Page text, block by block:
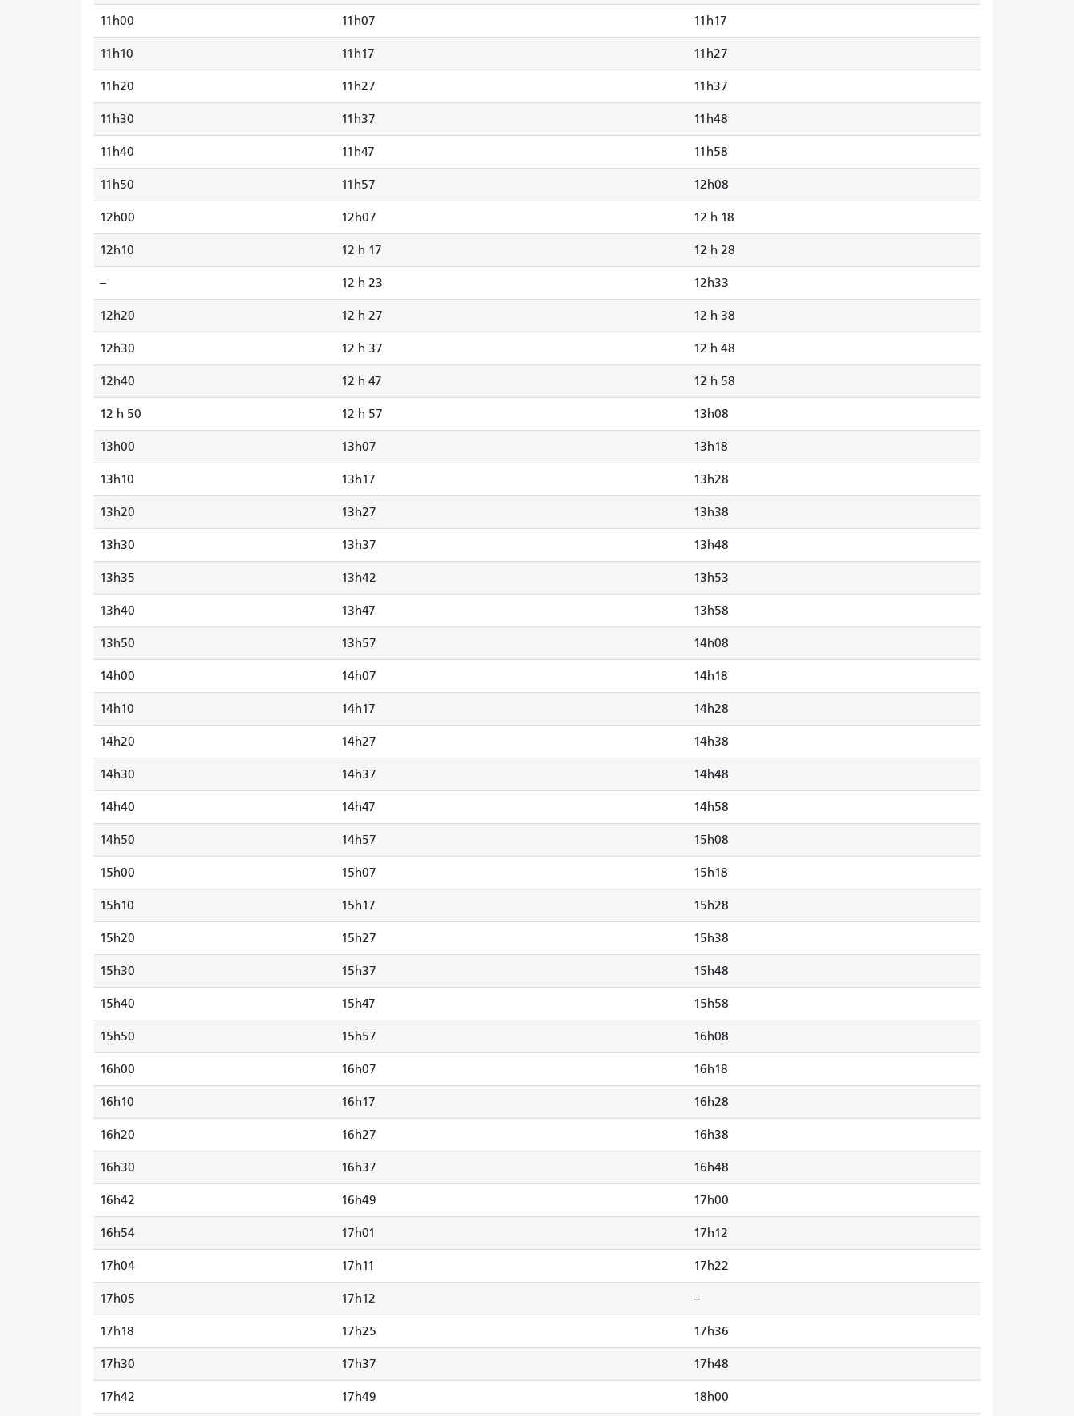
11h00 11h07 11h17
11h10 11h17 11h27
11h20 11h27 11h37
11h30 11h37 11h48
11h40 11h47 11h58
11h50 11h57 12h08
12h00 12h07 12 h 18
12h10 12 h 17 12 h 28
-- 12 h 23 12h33
12h20 12 h 27 12 h 38
12h30 12 h 37 12 h 48
12h40 12 h 47 12 h 58
12 h 50 12 h 57 13h08
13h00 13h07 13h18
13h10 13h17 13h28
13h20 13h27 13h38
13h30 13h37 13h48
13h35 13h42 13h53
13h40 13h47 13h58
13h50 13h57 14h08
14h00 14h07 14h18
14h10 14h17 14h28
14h20 14h27 14h38
14h30 14h37 14h48
14h40 14h47 14h58
14h50 14h57 15h08
15h00 15h07 15h18
15h10 15h17 15h28
15h20 15h27 15h38
15h30 15h37 15h48
15h40 15h47 15h58
15h50 15h57 16h08
16h00 16h07 16h18
16h10 16h17 16h28
16h20 16h27 16h38
16h30 16h37 16h48
16h42 16h49 17h00
16h54 17h01 17h12
17h04 17h11 17h22
17h05 17h12 --
17h18 17h25 17h36
17h30 17h37 17h48
17h42 17h49 18h00